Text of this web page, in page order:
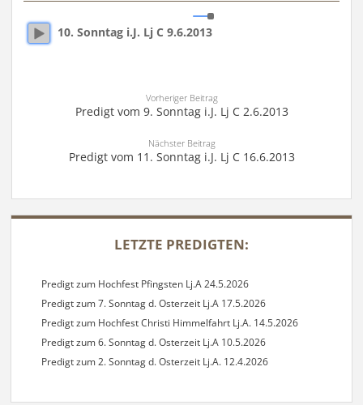
10. Sonntag i.J. Lj C 9.6.2013
Vorheriger Beitrag
Predigt vom 9. Sonntag i.J. Lj C 2.6.2013
Nächster Beitrag
Predigt vom 11. Sonntag i.J. Lj C 16.6.2013
SIDEBAR
LETZTE PREDIGTEN:
Predigt zum Hochfest Pfingsten Lj.A 24.5.2026
Predigt zum 7. Sonntag d. Osterzeit Lj.A 17.5.2026
Predigt zum Hochfest Christi Himmelfahrt Lj.A. 14.5.2026
Predigt zum 6. Sonntag d. Osterzeit Lj.A 10.5.2026
Predigt zum 2. Sonntag d. Osterzeit Lj.A. 12.4.2026